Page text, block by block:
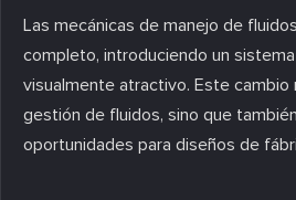
Las mecánicas de manejo de
completo, introduciendo un
visualmente atractivo. Este cambio
gestión de fluidos, sino que
oportunidades para diseños de